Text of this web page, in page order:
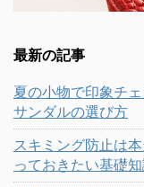
最新の記事
夏の小物で印象チ
サンダルの選び方
スキミング防止は
っておきたい基礎